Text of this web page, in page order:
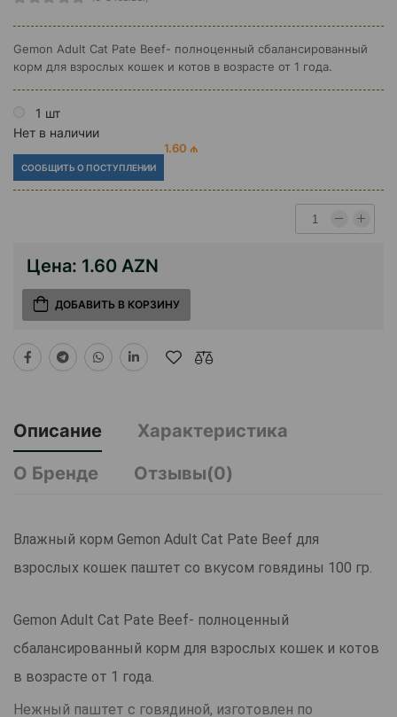
Gemon Adult Cat Pate Beef- полноценный сбалансированный
корм для взрослых кошек и котов в возрасте от 1 года.
1 шт
Нет в наличии
1.60 ₼
СООБЩИТЬ О ПОСТУПЛЕНИИ
Цена: 1.60 AZN
ДОБАВИТЬ В КОРЗИНУ
Описание
Характеристика
О Бренде
Отзывы(0)
Влажный корм Gemon Adult Cat Pate Beef для
взрослых кошек паштет со вкусом говядины 100 гр.
Gemon Adult Cat Pate Beef- полноценный
сбалансированный корм для взрослых кошек и котов
в возрасте от 1 года.
Нежный паштет с говядиной, изготовлен по